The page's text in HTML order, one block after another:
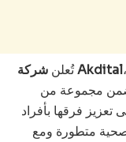
تُعلنشركة Akdital، الرائدة في مجال الصحة الخاصة بالمغرب،
مجموعة من
فرقها بأفراد
صحية متطورة ومع